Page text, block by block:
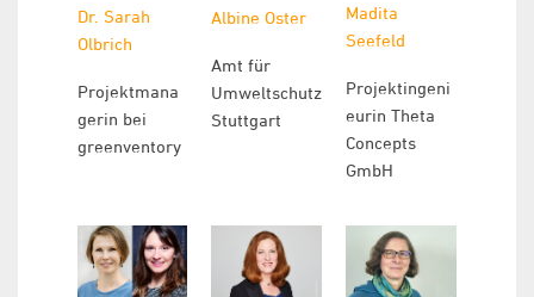
Dr. Sarah
Olbrich
Projektmana
gerin bei
greenventory
Albine Oster
Amt für
Umweltschutz
Stuttgart
Madita
Seefeld
Projektingeni
eurin Theta
Concepts
GmbH